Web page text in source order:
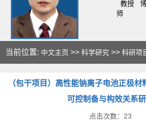
教授
师
当前位置: 中文主页 >>科学研究 >>科研项
（包干项目）高性能钠离子电池正极
可控制备与构效关系
点击次数： 23